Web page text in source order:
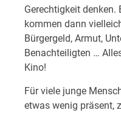
Gerechtigkeit denken.
kommen dann
Bürgergeld, Armut,
Benachteiligten …
Kino!
Für viele junge
etwas wenig präsent,